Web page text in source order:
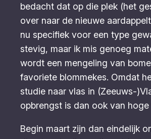
bedacht dat op die plek (het
over naar de nieuwe
nu specifiek voor een type
stevig, maar ik mis genoeg
wordt een mengeling van
favoriete blommekes. Omdat
studie naar vlas in (Zeeuws-
opbrengst is dan ook van hoge
Begin maart zijn dan eindelijk